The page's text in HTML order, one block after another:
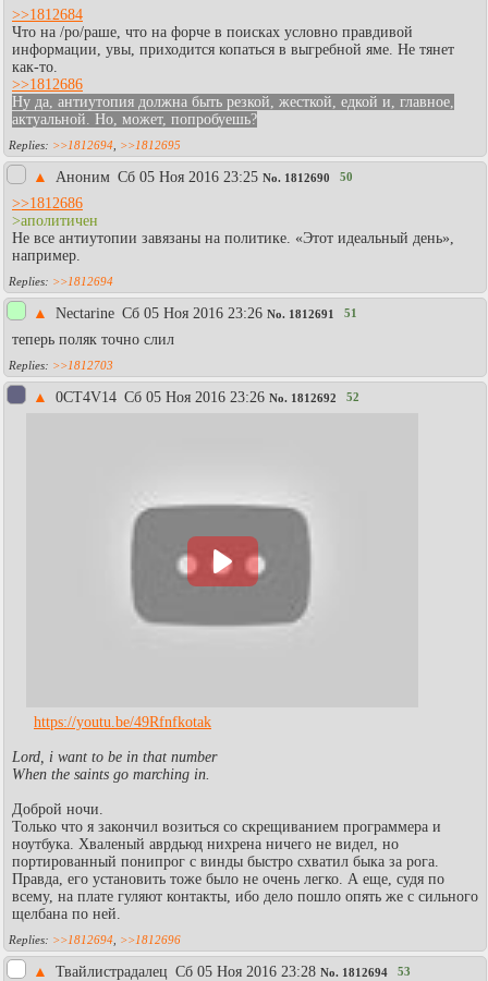
>>1812684
Что на /po/раше, что на форче в поисках условно правдивой
информации, увы, приходится копаться в выгребной яме. Не тянет
как-то.
>>1812686
Ну да, антиутопия должна быть резкой, жесткой, едкой и, главное,
актуальной. Но, может, попробуешь?
>>1812694 >>1812695
▲ Аноним Сб 05 Ноя 2016 23:25 No. 1812690 50
>>1812686
>аполитичен
Не все антиутопии завязаны на политике. «Этот идеальный день»,
например.
>>1812694
▲ Nectarine Сб 05 Ноя 2016 23:26 No. 1812691 51
теперь поляк точно слил
>>1812703
▲ 0CT4V14 Сб 05 Ноя 2016 23:26 No. 1812692 52
https://youtu.be/49Rfnfkotak
Lord, i want to be in that number
When the saints go marching in.
Доброй ночи.
Только что я закончил возиться со скрещиванием программера и
ноутбука. Хваленый аврдьюд нихрена ничего не видел, но
портированный понипрог с винды быстро схватил быка за рога.
Правда, его установить тоже было не очень легко. А еще, судя по
всему, на плате гуляют контакты, ибо дело пошло опять же с сильного
щелбана по ней.
>>1812694 >>1812696
▲ Твайлистрадалец Сб 05 Ноя 2016 23:28 No. 1812694 53